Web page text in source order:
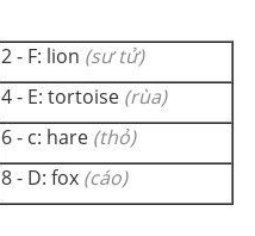
2 - F: lion (sư tử)
4 - E: tortoise (rùa)
6 - c: hare (thỏ)
8 - D: fox (cáo)